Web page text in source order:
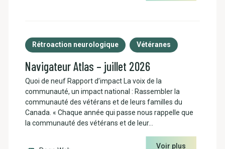
Rétroaction neurologique Vétéranes
Navigateur Atlas – juillet 2026
Quoi de neuf Rapport d’impact La voix de la
communauté, un impact national : Rassembler la
communauté des vétérans et de leurs familles du
Canada. « Chaque année qui passe nous rappelle que
la communauté des vétérans et de leur…
Voir plus